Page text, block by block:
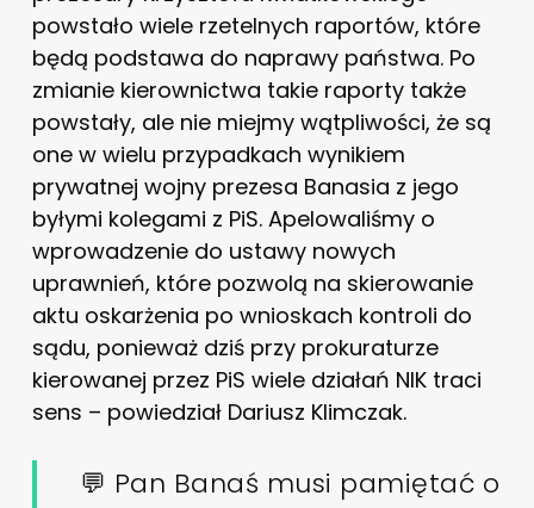
powstało wiele rzetelnych raportów, które
będą podstawa do naprawy państwa. Po
zmianie kierownictwa takie raporty także
powstały, ale nie miejmy wątpliwości, że są
one w wielu przypadkach wynikiem
prywatnej wojny prezesa Banasia z jego
byłymi kolegami z PiS. Apelowaliśmy o
wprowadzenie do ustawy nowych
uprawnień, które pozwolą na skierowanie
aktu oskarżenia po wnioskach kontroli do
sądu, ponieważ dziś przy prokuraturze
kierowanej przez PiS wiele działań NIK traci
sens – powiedział Dariusz Klimczak.
💬 Pan Banaś musi pamiętać o